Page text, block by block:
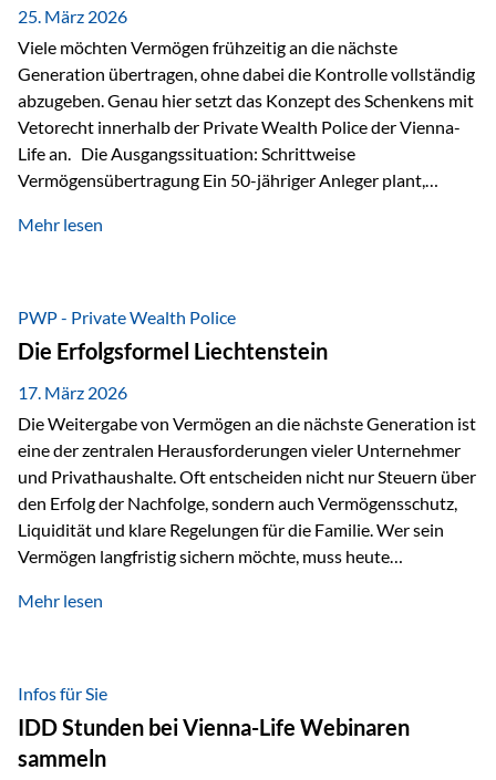
Besonders hervorzuheben ist hierbei Artikel 14 der
liechtensteinischen Verfassung. Darin…
25. März 2026
Viele möchten Vermögen frühzeitig an die nächste
Generation übertragen, ohne dabei die Kontrolle vollständig
abzugeben. Genau hier setzt das Konzept des Schenkens mit
Vetorecht innerhalb der Private Wealth Police der Vienna-
Life an. Die Ausgangssituation: Schrittweise
Vermögensübertragung Ein 50-jähriger Anleger plant,
der steuerliche Freibetrag optimal genutzt werden, sondern
strukturierte, langfristige Vermögensübertragung, ohne die
Kontrolle vollständig aus der Hand zu geben. Die Lösung:
Abschmelzung mit Vetorecht Die Umsetzung erfolgt über die
Private Wealth Police…
Mehr lesen
PWP - Private Wealth Police
Die Erfolgsformel Liechtenstein
17. März 2026
Die Weitergabe von Vermögen an die nächste Generation ist
eine der zentralen Herausforderungen vieler Unternehmer
und Privathaushalte. Oft entscheiden nicht nur Steuern über
den Erfolg der Nachfolge, sondern auch Vermögensschutz,
Liquidität und klare Regelungen für die Familie. Wer sein
Vermögen langfristig sichern möchte, muss heute
„Erfolgsformel Liechtenstein“, herausgegeben und verfasst
Vermögensschutz strategisch miteinander verbindet.
Warum klassische Nachfolgeplanung oft scheitert Viele
Vermögen werden erst im Todesfall übertragen. Das kann zu
Problemen führen: Hohe Erbschaftsteuern Streitigkeiten
Mehr lesen
Infos für Sie
IDD Stunden bei Vienna-Life Webinaren
sammeln